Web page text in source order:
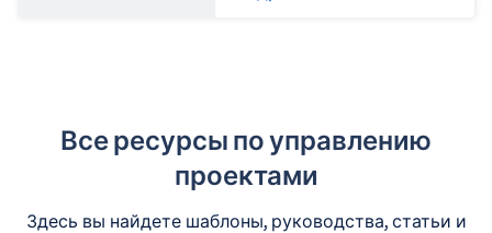
Все ресурсы по управлению
проектами
Здесь вы найдете шаблоны, руководства, статьи и